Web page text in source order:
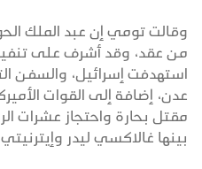
وقالت تومي إن عبد الملك
استهدفت إسرائيل، والسفن
عدن، إضافة إلى القوات
مقتل بحارة واحتجاز عشرات
بينها غالاكسي ليدر